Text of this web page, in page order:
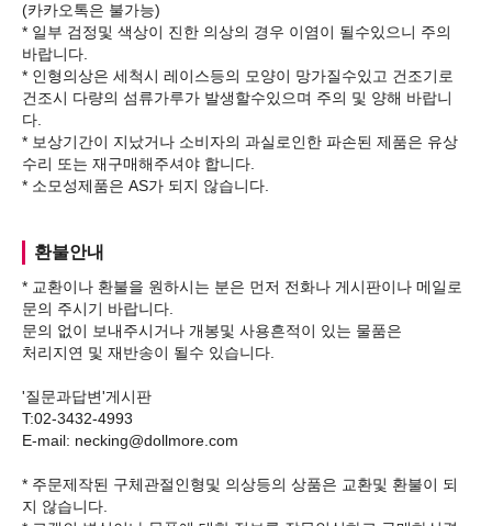
(카카오톡은 불가능)
* 일부 검정및 색상이 진한 의상의 경우 이염이 될수있으니 주의
바랍니다.
* 인형의상은 세척시 레이스등의 모양이 망가질수있고 건조기로
건조시 다량의 섬류가루가 발생할수있으며 주의 및 양해 바랍니
다.
* 보상기간이 지났거나 소비자의 과실로인한 파손된 제품은 유상
수리 또는 재구매해주셔야 합니다.
환불안내
* 교환이나 환불을 원하시는 분은 먼저 전화나 게시판이나 메일로
문의 주시기 바랍니다.
문의 없이 보내주시거나 개봉및 사용흔적이 있는 물품은
처리지연 및 재반송이 될수 있습니다.
'질문과답변'게시판
T:02-3432-4993
E-mail: necking@dollmore.com
* 주문제작된 구체관절인형및 의상등의 상품은 교환및 환불이 되
지 않습니다.